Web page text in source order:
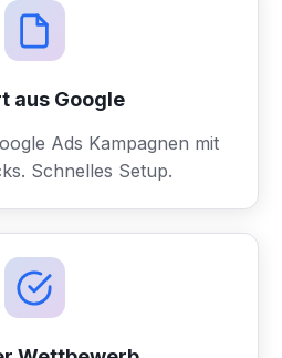
aus Google
Ads Kampagnen mit
Schnelles Setup.